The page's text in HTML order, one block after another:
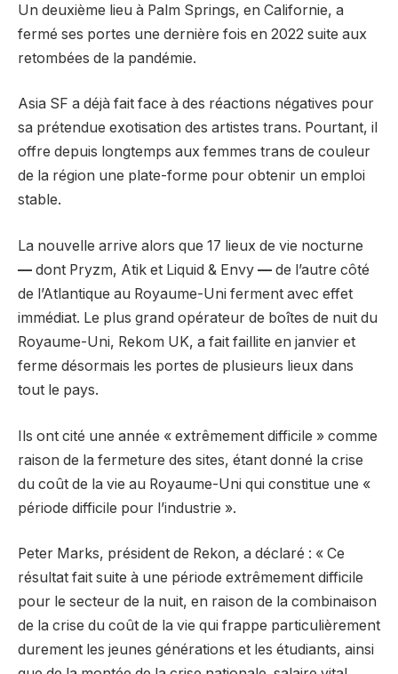
Un deuxième lieu à Palm Springs, en Californie, a
fermé ses portes une dernière fois en 2022 suite aux
retombées de la pandémie.
Asia SF a déjà fait face à des réactions négatives pour
sa prétendue exotisation des artistes trans. Pourtant, il
offre depuis longtemps aux femmes trans de couleur
de la région une plate-forme pour obtenir un emploi
stable.
La nouvelle arrive alors que 17 lieux de vie nocturne
— dont Pryzm, Atik et Liquid & Envy — de l’autre côté
de l’Atlantique au Royaume-Uni ferment avec effet
immédiat. Le plus grand opérateur de boîtes de nuit du
Royaume-Uni, Rekom UK, a fait faillite en janvier et
ferme désormais les portes de plusieurs lieux dans
tout le pays.
Ils ont cité une année « extrêmement difficile » comme
raison de la fermeture des sites, étant donné la crise
du coût de la vie au Royaume-Uni qui constitue une «
période difficile pour l’industrie ».
Peter Marks, président de Rekon, a déclaré : « Ce
résultat fait suite à une période extrêmement difficile
pour le secteur de la nuit, en raison de la combinaison
de la crise du coût de la vie qui frappe particulièrement
durement les jeunes générations et les étudiants, ainsi